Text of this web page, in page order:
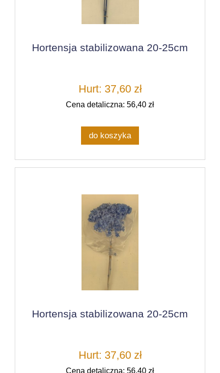
Hortensja stabilizowana 20-25cm
Hurt: 37,60 zł
Cena detaliczna: 56,40 zł
do koszyka
Hortensja stabilizowana 20-25cm
Hurt: 37,60 zł
Cena detaliczna: 56,40 zł